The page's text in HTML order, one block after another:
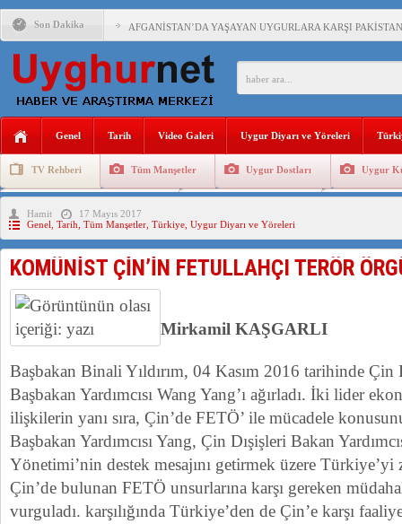
Son Dakika AFGANİSTAN’DA YAŞAYAN UYGURLARA KARŞI
ÇİN’İN DOĞU TÜRKİSTAN’DAKİ UYGULAMALARI
DİYANET AKADEMİSİ BAŞKANI DOÇ.DR.KAAN : DOĞU
ÇİN’İN UYGUR POLİTİKALARINI ÖVEN DİYANET
MHP’DEN URUMÇİ KATLİAMI MESAJİ : 05.07.2009
ÇİN’İN ANKARA BÜYÜKELÇİSİ JİANG’İN TRABZON
İŞGALCİ ÇİN’DEN “FETİHLER SULTANI
Genel Tarih Video Galeri Uygur Diyarı ve Yöreleri
TV Rehberi Tüm Manşetler Uygur Dostları Uygur
Uygurlarda Düğün ve Cenaze
Hamit
17 Mayıs 2017
Genel Tarih Tüm Manşetler Türkiye Uygur Diyarı ve Yöreleri
KOMÜNİST ÇİN’İN FETULLAHÇI TERÖR
Mirkamil KAŞGARLI
Başbakan Binali Yıldırım, 04 Kasım 2016 tarihinde
Başbakan Yardımcısı Wang Yang’ı ağırladı. İki lider
ilişkilerin yanı sıra, Çin’de FETÖ’ ile mücadele
Başbakan Yardımcısı Yang, Çin Dışişleri Bakan
Yönetimi’nin destek mesajını getirmek üzere Türkiye’yi
Çin’de bulunan FETÖ unsurlarına karşı gereken
vurguladı. karşılığında Türkiye’den de Çin’e karşı